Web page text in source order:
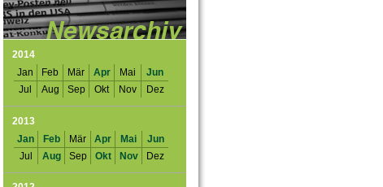
2014
Jan
Feb Mär Apr Mai
Jun
Jul
Aug Sep Okt Nov Dez
2013
Jan
Feb Mär Apr Mai
Jun
Jul
Aug Sep Okt Nov Dez